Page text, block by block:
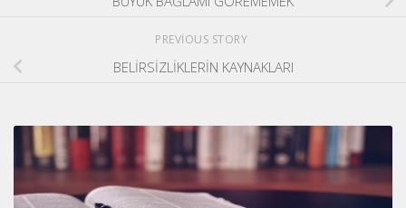
PREVIOUS STORY
BELİRSİZLİKLERİN KAYNAKLARI